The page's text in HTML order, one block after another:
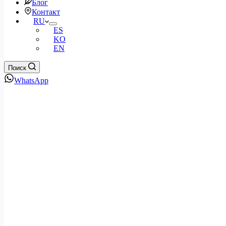
Блог
Контакт
RU
ES
KO
EN
Поиск
WhatsApp